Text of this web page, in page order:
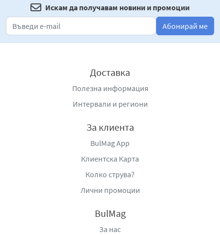
Искам да получавам новини и промоции
Абонирай ме
Доставка
Полезна информация
Интервали и региони
За клиента
BulMag App
Клиентска Карта
Колко струва?
Лични промоции
BulMag
За нас